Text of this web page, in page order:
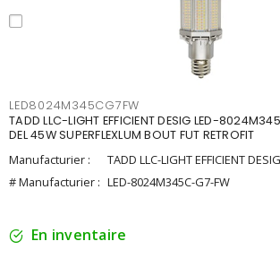
LED8024M345CG7FW
TADD LLC-LIGHT EFFICIENT DESIG LED-
DEL 45W SUPERFLEXLUM BOUT FUT RETROFIT
Manufacturier :
TADD LLC-LIGHT EFFICIENT DESIG
# Manufacturier : LED-8024M345C-G7-FW
En inventaire